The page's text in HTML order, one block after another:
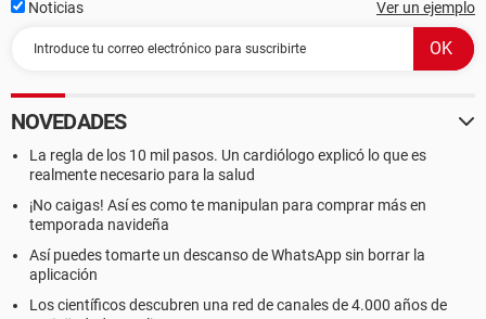
Noticias Ver un ejemplo
NOVEDADES
La regla de los 10 mil pasos. Un cardiólogo explicó lo que es
realmente necesario para la salud
¡No caigas! Así es como te manipulan para comprar más en
temporada navideña
Así puedes tomarte un descanso de WhatsApp sin borrar la
aplicación
Los científicos descubren una red de canales de 4.000 años de